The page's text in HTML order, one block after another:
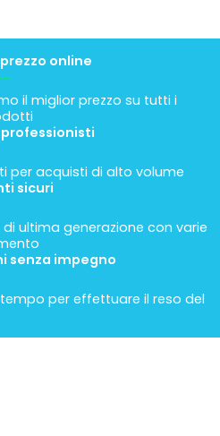
online
il miglior prezzo su tutti i
per acquisti di alto volume
sicuri
di ultima generazione con varie
senza impegno
tempo per effettuare il reso del